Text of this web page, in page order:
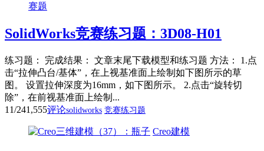
赛题
SolidWorks竞赛练习题：3D08-H01
练习题： 完成结果： 文章末尾下载模型和练习题 方法： 1.点
击“拉伸凸台/基体”，在上视基准面上绘制如下图所示的草
图。 设置拉伸深度为16mm，如下图所示。 2.点击“旋转切
除”，在前视基准面上绘制...
11/241,555评论solidworks 竞赛练习题
Creo建模